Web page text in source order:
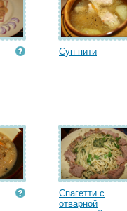
Суп пити
Спагетти с
отварной